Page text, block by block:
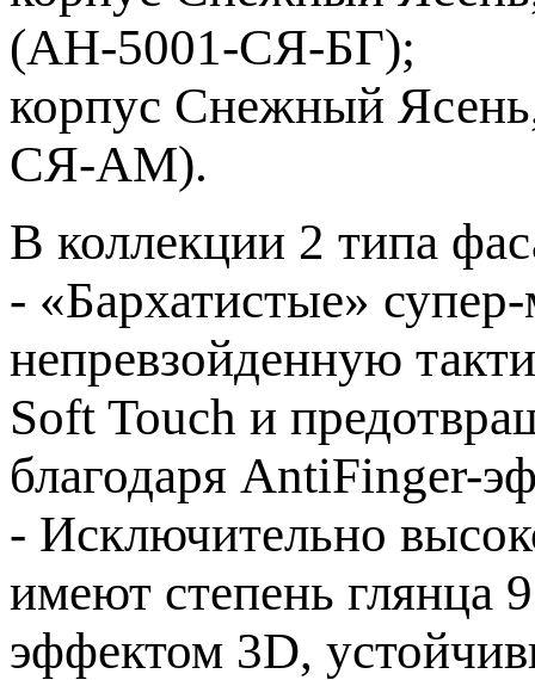
(АН-5001-СЯ-БГ);
корпус Снежный
СЯ-АМ).
В коллекции 2 типа
- «Бархатистые»
непревзойденную
Soft Touch и
благодаря AntiFinger-
- Исключительно
имеют степень глянца
эффектом 3D,